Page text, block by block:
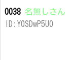
0038 名無しさん
ID:Y0SDwP5U0